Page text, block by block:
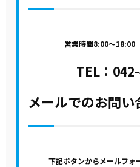
営業時間8:00～18:00
TEL：
メールでのお問い
下記ボタンからメールフォ